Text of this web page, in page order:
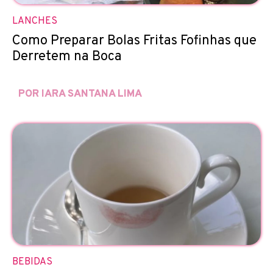
LANCHES
Como Preparar Bolas Fritas Fofinhas que
Derretem na Boca
POR IARA SANTANA LIMA
BEBIDAS